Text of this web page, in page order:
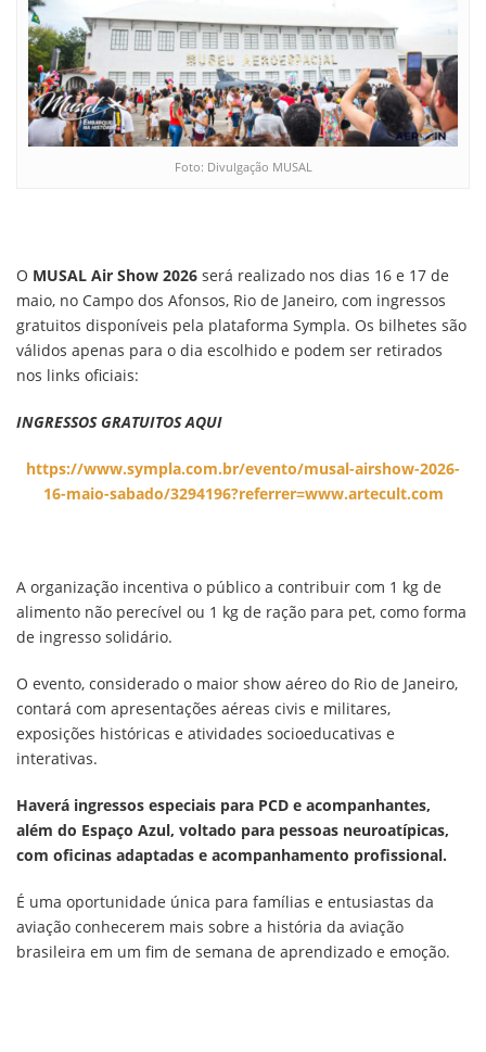
Foto: Divulgação MUSAL
O MUSAL Air Show 2026 será realizado nos dias 16 e 17 de
maio, no Campo dos Afonsos, Rio de Janeiro, com ingressos
gratuitos disponíveis pela plataforma Sympla. Os bilhetes são
válidos apenas para o dia escolhido e podem ser retirados
nos links oficiais:
INGRESSOS GRATUITOS AQUI
https://www.sympla.com.br/evento/musal-airshow-2026-
16-maio-sabado/3294196?referrer=www.artecult.com
A organização incentiva o público a contribuir com 1 kg de
alimento não perecível ou 1 kg de ração para pet, como forma
de ingresso solidário.
O evento, considerado o maior show aéreo do Rio de Janeiro,
contará com apresentações aéreas civis e militares,
exposições históricas e atividades socioeducativas e
interativas.
Haverá ingressos especiais para PCD e acompanhantes,
além do Espaço Azul, voltado para pessoas neuroatípicas,
com oficinas adaptadas e acompanhamento profissional.
É uma oportunidade única para famílias e entusiastas da
aviação conhecerem mais sobre a história da aviação
brasileira em um fim de semana de aprendizado e emoção.